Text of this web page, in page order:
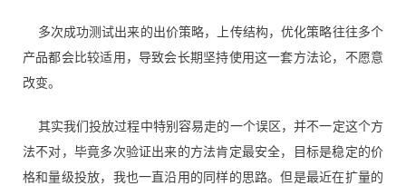
多次成功测试出来的出价策略，上传结构，优化策略往往多个
产品都会比较适用，导致会长期坚持使用这一套方法论，不愿意
改变。
其实我们投放过程中特别容易走的一个误区，并不一定这个方
法不对，毕竟多次验证出来的方法肯定最安全，目标是稳定的价
格和量级投放，我也一直沿用的同样的思路。但是最近在扩量的